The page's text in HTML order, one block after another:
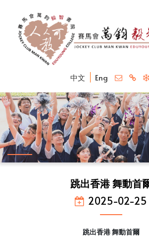
中文 Eng
跳出香港 舞動首
2025-02-25
跳出香港 舞動首爾